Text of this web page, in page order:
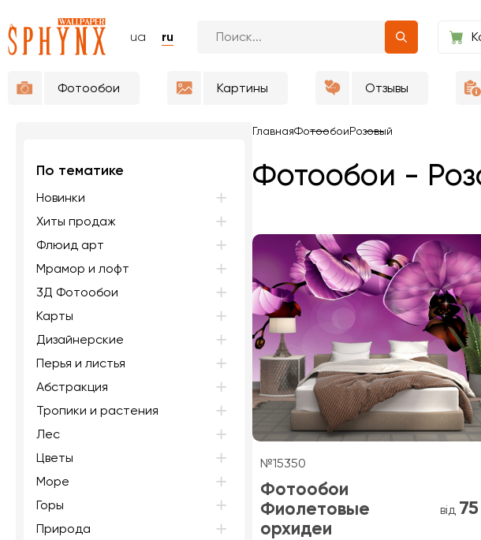
ua ru
Фотообои Картины Отзывы
По тематике
Новинки
Хиты продаж
Флюид арт
Мрамор и лофт
3Д Фотообои
Карты
Дизайнерские
Перья и листья
Абстракция
Тропики и растения
Лес
Цветы
Море
Горы
Природа
ГлавнаяФотообоиРозовый
Фотообои -
№15350
Фотообои
Фиолетовые
орхидеи
від 75